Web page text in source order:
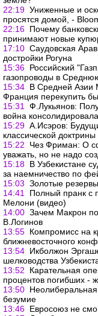
22:19 Униженные и
просятся домой, -
22:16 Почему
принимают новые
17:10 Саудовская
достройки Рогуна
15:36 Российский
газопроводы в
15:34 В Средней Азии
Франция перекупить
15:31
Ф.Лукьянов:
война
15:29 А.Исэров:
классической
15:22
Чез Фриман: О
уважать, но не надо
15:18 В Узбекистане
за наемничество по
15:03 Золотые
14:41
Полный пранк с
Мелони (видео)
14:00 Зачем Макрон
В.Логинов
13:55 Компромисс на
ближневосточного
13:54 Икболжон
шелководства
13:52
Карательная
процентов погибших -
13:50
безумие
13:46 Евросоюз не